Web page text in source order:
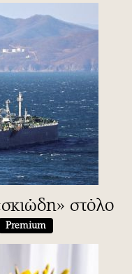
στόλο
Premium